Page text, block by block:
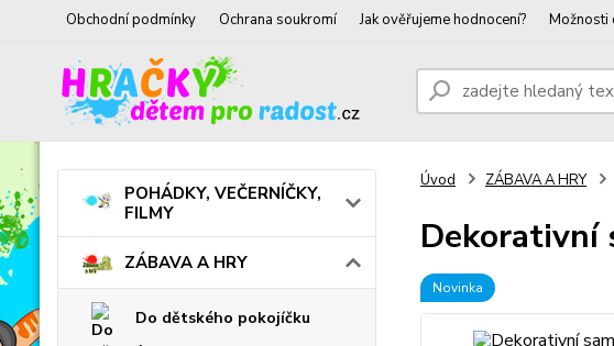
Obchodní podmínky Ochrana soukromí Jak ověřujeme hodnocení? Možnosti
POHÁDKY, VEČERNÍČKY,
FILMY
ZÁBAVA A HRY
Do dětského pokojíčku
Úvod ZÁBAVA A HRY
Dekorativní
Novinka